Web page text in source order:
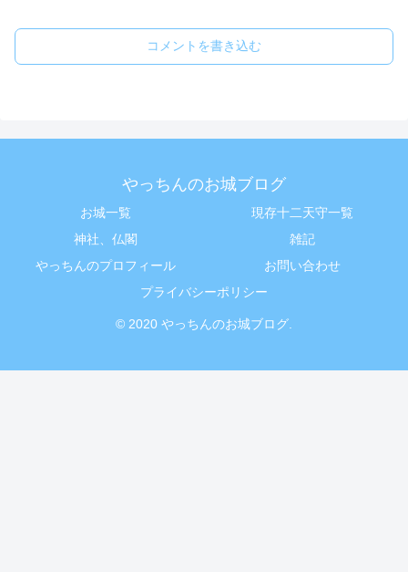
コメントを書き込む
やっちんのお城ブログ
お城一覧
現存十二天守一覧
神社、仏閣
雑記
やっちんのプロフィール
お問い合わせ
プライバシーポリシー
© 2020 やっちんのお城ブログ.